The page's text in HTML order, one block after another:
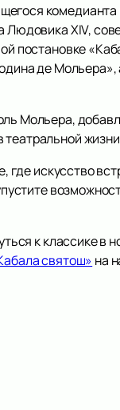
комедианта
XIV,
постановке
де
Мольера,
искусство
к классике в
святош» на